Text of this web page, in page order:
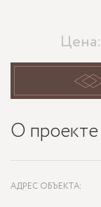
Цена:
О проекте
АДРЕС ОБЪЕКТА: